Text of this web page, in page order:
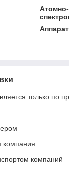
только по
компания
компаний